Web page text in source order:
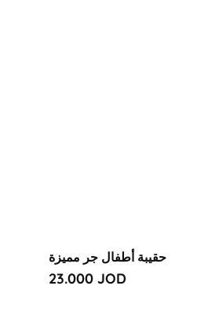
حقيبة أطفال جر مميزة
Regular
23.000 JOD